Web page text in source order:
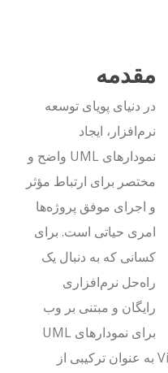
مقدمه
در دنیای پویای توسعه
نرم‌افزار، ایجاد
نمودارهای UML واضح و
مختصر برای ارتباط مؤثر
و اجرای موفق پروژه‌ها
امری حیاتی است. برای
کسانی که به دنبال یک
راه‌حل نرم‌افزاری
رایگان و مبتنی بر وب
برای نمودارهای UML
هستند، Visual Paradigm Online به عنوان ترکیبی از